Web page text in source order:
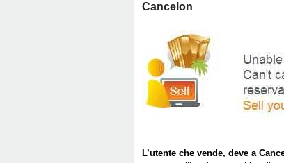
Cancelon
L’utente che vende, deve a